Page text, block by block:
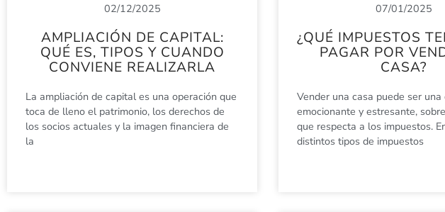
02/12/2025
AMPLIACIÓN DE CAPITAL:
QUÉ ES, TIPOS Y CUANDO
CONVIENE REALIZARLA
La ampliación de capital es una operación que
toca de lleno el patrimonio, los derechos de
los socios actuales y la imagen financiera de
la
07/01/2025
¿QUÉ IMPUESTOS
PAGAR POR
CASA?
Vender una casa puede ser una
emocionante y estresante,
que respecta a los impuestos.
distintos tipos de impuestos